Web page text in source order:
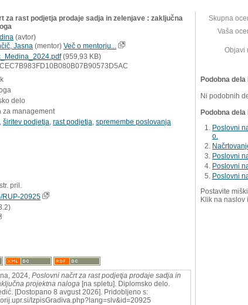
za rast podjetja prodaje sadja in zelenjave : zaključna
(avtor)
Jasna (mentor) Več o mentorju...
(959,93 KB)
delo
za management
širitev podjetja rast podjetja spremembe poslovanja
pril.
RUP-20925
2024, Poslovni načrt za rast podjetja prodaje sadja in
projektna naloga [na spletu]. Diplomsko delo.
[Dostopano 8 avgust 2026]. Pridobljeno s:
IzpisGradiva.php?lang=slv&id=20925
Skupna
Vaša
Objavi
Podobna
Ni podobnih
Podobna
Poslovni
o.
Poslovni
Poslovni
Poslovni
Postavite
Klik na naslov